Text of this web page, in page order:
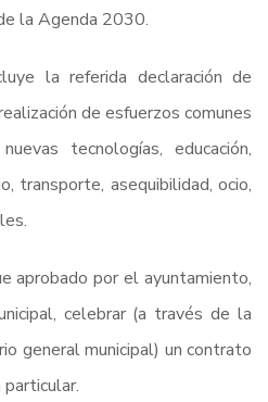
la Agenda 2030.
la referida declaración de
de esfuerzos comunes
tecnologías, educación,
transporte, asequibilidad, ocio,
aprobado por el ayuntamiento,
celebrar (a través de la
general municipal) un contrato